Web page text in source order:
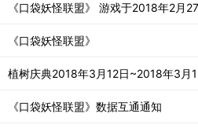
《口袋妖怪联盟》 游戏于2018年2月
《口袋妖怪联盟》
植树庆典2018年3月12日~2018年3月
《口袋妖怪联盟》数据互通通知